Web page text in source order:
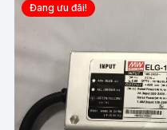
Đang ưu đãi!